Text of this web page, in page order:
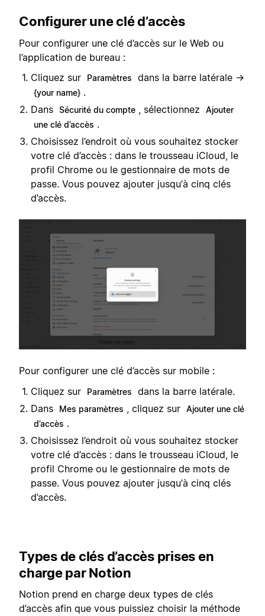
Configurer une clé d’accès
Pour configurer une clé d’accès sur le Web ou
l’application de bureau :
Cliquez sur
Paramètres dans la barre latérale →
{your name} .
Dans Sécurité du compte , sélectionnez
Ajouter
une clé d’accès .
Choisissez l’endroit où vous souhaitez stocker
votre clé d’accès : dans le trousseau iCloud, le
profil Chrome ou le gestionnaire de mots de
passe. Vous pouvez ajouter jusqu’à cinq clés
d’accès.
Pour configurer une clé d’accès sur mobile :
Cliquez sur
Paramètres
dans la barre latérale.
Dans
Mes paramètres , cliquez sur Ajouter une clé
d’accès .
Choisissez l’endroit où vous souhaitez stocker
votre clé d’accès : dans le trousseau iCloud, le
profil Chrome ou le gestionnaire de mots de
passe. Vous pouvez ajouter jusqu’à cinq clés
d’accès.
Types de clés d’accès prises en
charge par Notion
Notion prend en charge deux types de clés
d’accès afin que vous puissiez choisir la méthode